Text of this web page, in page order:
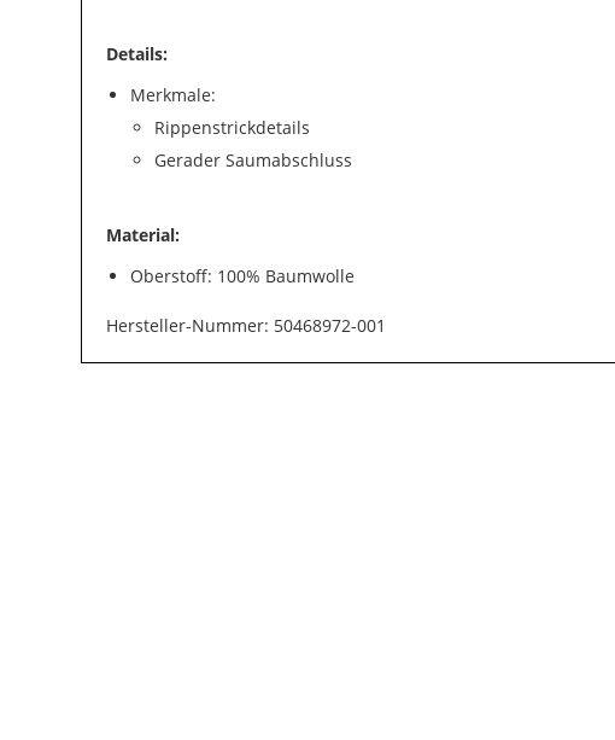
Details:
Merkmale:
Rippenstrickdetails
Gerader Saumabschluss
Material:
Oberstoff: 100% Baumwolle
Hersteller-Nummer: 50468972-001